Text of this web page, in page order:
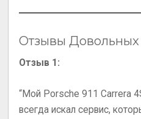
Отзывы Довольных
Отзыв 1:
“Мой Porsche 911 Carrera
всегда искал сервис,